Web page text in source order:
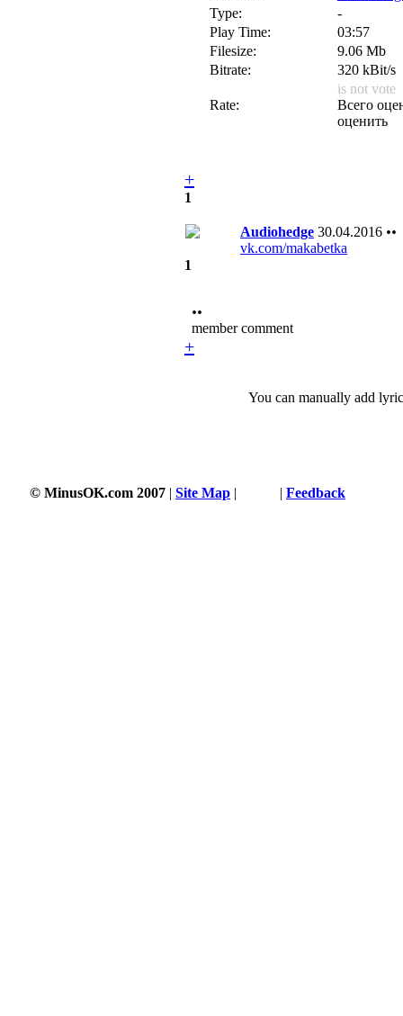
Type:
-
Play Time:
03:57
Filesize:
9.06 Mb
Bitrate:
320 kBit/s
Rate:
is not vote
Всего
оценить
+
1
Audiohedge 30.04.2016 ••
vk.com/makabetka
1
••
member comment
+
You can manually add
© MinusOK.com 2007 | Site Map | | Feedback